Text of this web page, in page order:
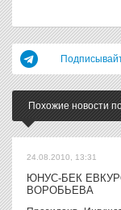
Похожие новости
24.08.2010, 13:31
ЮНУС-БЕК
ВОРОБЬЕВА